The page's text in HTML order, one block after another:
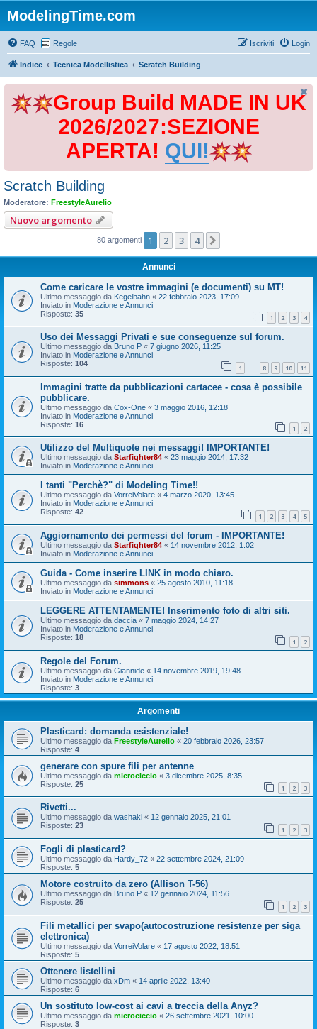
ModelingTime.com
FAQ Regole Login
Iscriviti
Indice Tecnica Modellistica Scratch Building
Group Build MADE IN UK
2026/2027:SEZIONE
APERTA! QUI!
Scratch Building
Moderatore: FreestyleAurelio
Nuovo argomento
80 argomenti 1 2 3 4
Annunci
Come caricare le vostre immagini (e documenti) su MT!
Ultimo messaggio da Kegelbahn « 22 febbraio 2023, 17:09
Inviato in Moderazione e Annunci
Risposte: 35 1 2 3 4
Uso dei Messaggi Privati e sue conseguenze sul forum.
Ultimo messaggio da Bruno P « 7 giugno 2026, 11:25
Inviato in Moderazione e Annunci
Risposte: 104 1 … 8 9 10 11
Immagini tratte da pubblicazioni cartacee - cosa è possibile
pubblicare.
Ultimo messaggio da Cox-One « 3 maggio 2016, 12:18
Inviato in Moderazione e Annunci
Risposte: 16 1 2
Utilizzo del Multiquote nei messaggi! IMPORTANTE!
Ultimo messaggio da Starfighter84 « 23 maggio 2014, 17:32
Inviato in Moderazione e Annunci
I tanti "Perchè?" di Modeling Time!!
Ultimo messaggio da VorreiVolare « 4 marzo 2020, 13:45
Inviato in Moderazione e Annunci
Risposte: 42 1 2 3 4 5
Aggiornamento dei permessi del forum - IMPORTANTE!
Ultimo messaggio da Starfighter84 « 14 novembre 2012, 1:02
Inviato in Moderazione e Annunci
Guida - Come inserire LINK in modo chiaro.
Ultimo messaggio da simmons « 25 agosto 2010, 11:18
Inviato in Moderazione e Annunci
LEGGERE ATTENTAMENTE! Inserimento foto di altri siti.
Ultimo messaggio da daccia « 7 maggio 2024, 14:27
Inviato in Moderazione e Annunci
Risposte: 18 1 2
Regole del Forum.
Ultimo messaggio da Giannide « 14 novembre 2019, 19:48
Inviato in Moderazione e Annunci
Risposte: 3
Argomenti
Plasticard: domanda esistenziale!
Ultimo messaggio da FreestyleAurelio « 20 febbraio 2026, 23:57
Risposte: 4
generare con spure fili per antenne
Ultimo messaggio da microciccio « 3 dicembre 2025, 8:35
Risposte: 25 1 2 3
Rivetti...
Ultimo messaggio da washaki « 12 gennaio 2025, 21:01
Risposte: 23 1 2 3
Fogli di plasticard?
Ultimo messaggio da Hardy_72 « 22 settembre 2024, 21:09
Risposte: 5
Motore costruito da zero (Allison T-56)
Ultimo messaggio da Bruno P « 12 gennaio 2024, 11:56
Risposte: 25 1 2 3
Fili metallici per svapo(autocostruzione resistenze per siga
elettronica)
Ultimo messaggio da VorreiVolare « 17 agosto 2022, 18:51
Risposte: 5
Ottenere listellini
Ultimo messaggio da xDm « 14 aprile 2022, 13:40
Risposte: 6
Un sostituto low-cost ai cavi a treccia della Anyz?
Ultimo messaggio da microciccio « 26 settembre 2021, 10:00
Risposte: 3